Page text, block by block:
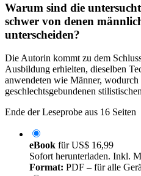
Warum sind die
schwer von denen
unterscheiden?
Die Autorin kommt zu dem
Ausbildung erhielten, dieselben
anwendeten wie Männer, wodurch
geschlechtsgebundenen
Ende der Leseprobe aus 16 Seiten
eBook fürUS$ 16,99
Sofort herunterladen. Inkl.
Format: PDF – für alle